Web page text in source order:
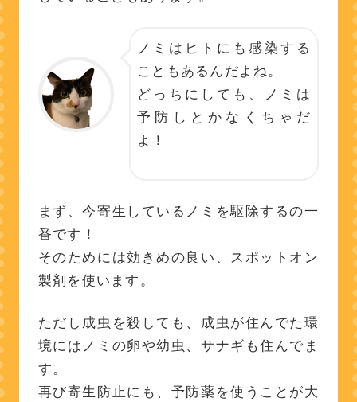
ノミはヒトにも感染する
こともあるんだよね。
どっちにしても、ノミは
予防しとかなくちゃだ
よ！
まず、今寄生しているノミを駆除するの一
番です！
そのためには効きめの良い、スポットオン
製剤を使います。
ただし成虫を殺しても、成虫が住んでた環
境にはノミの卵や幼虫、サナギも住んでま
す。
再び寄生防止にも、予防薬を使うことが大